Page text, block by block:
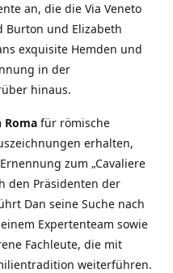
an, die die Via Veneto
Burton und Elizabeth
exquisite Hemden und
in der
hinaus.
Roma für römische
erhalten,
zum „Cavaliere
den Präsidenten der
Dan seine Suche nach
Expertenteam sowie
Fachleute, die mit
weiterführen.